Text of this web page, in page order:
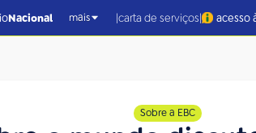
Nacional mais |carta de serviços| acesso
Sobre a EBC